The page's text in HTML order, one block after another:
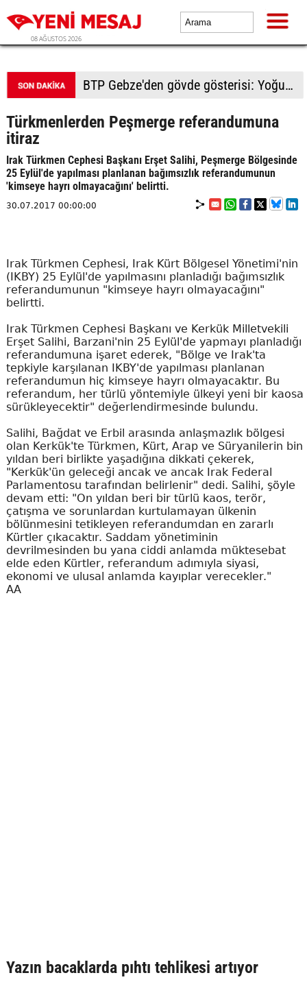
08 AĞUSTOS 2026
BTP Gebze'den gövde gösterisi: Yoğun katılımla yeni üyeler rozetlerini taktı
Türkmenlerden Peşmerge referandumuna
itiraz
Irak Türkmen Cephesi Başkanı Erşet Salihi, Peşmerge Bölgesinde
25 Eylül'de yapılması planlanan bağımsızlık referandumunun
'kimseye hayrı olmayacağını' belirtti.
30.07.2017 00:00:00
Irak Türkmen Cephesi, Irak Kürt Bölgesel Yönetimi'nin
(IKBY) 25 Eylül'de yapılmasını planladığı bağımsızlık
referandumunun "kimseye hayrı olmayacağını"
belirtti.
Irak Türkmen Cephesi Başkanı ve Kerkük Milletvekili
Erşet Salihi, Barzani'nin 25 Eylül'de yapmayı planladığı
referandumuna işaret ederek, "Bölge ve Irak'ta
tepkiyle karşılanan IKBY'de yapılması planlanan
referandumun hiç kimseye hayrı olmayacaktır. Bu
referandum, her türlü yöntemiyle ülkeyi yeni bir kaosa
sürükleyecektir" değerlendirmesinde bulundu.
Salihi, Bağdat ve Erbil arasında anlaşmazlık bölgesi
olan Kerkük'te Türkmen, Kürt, Arap ve Süryanilerin bin
yıldan beri birlikte yaşadığına dikkati çekerek,
"Kerkük'ün geleceği ancak ve ancak Irak Federal
Parlamentosu tarafından belirlenir" dedi. Salihi, şöyle
devam etti: "On yıldan beri bir türlü kaos, terör,
çatışma ve sorunlardan kurtulamayan ülkenin
bölünmesini tetikleyen referandumdan en zararlı
Kürtler çıkacaktır. Saddam yönetiminin
devrilmesinden bu yana ciddi anlamda müktesebat
elde eden Kürtler, referandum adımıyla siyasi,
ekonomi ve ulusal anlamda kayıplar verecekler."
AA
Yazın bacaklarda pıhtı tehlikesi artıyor